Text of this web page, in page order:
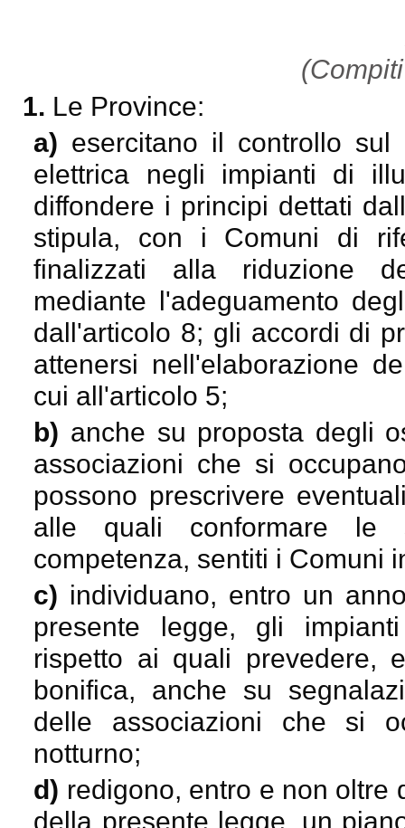
1. Le Province:
a) esercitano il controllo
elettrica negli impianti di
diffondere i principi dettati
stipula, con i Comuni di
finalizzati alla riduzione
mediante l'adeguamento
dall'articolo 8; gli accordi di
attenersi nell'elaborazione
cui all'articolo 5;
b) anche su proposta degli
associazioni che si
possono prescrivere
alle quali conformare le
competenza, sentiti i Comuni
c) individuano, entro un
presente legge, gli
rispetto ai quali prevedere,
bonifica, anche su
delle associazioni che si
notturno;
d) redigono, entro e non oltre
della presente legge, un